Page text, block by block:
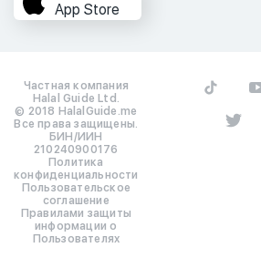
App Store
Частная компания
Halal Guide Ltd.
© 2018 HalalGuide.me
Все права защищены.
БИН/ИИН
210240900176
Политика
конфиденциальности
Пользовательское
соглашение
Правилами защиты
информации о
Пользователях